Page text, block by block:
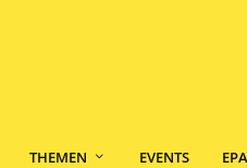
THEMEN EVENTS